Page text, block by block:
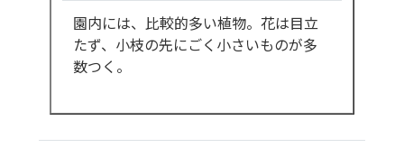
園内には、比較的多い植物。花は目立
たず、小枝の先にごく小さいものが多
数つく。